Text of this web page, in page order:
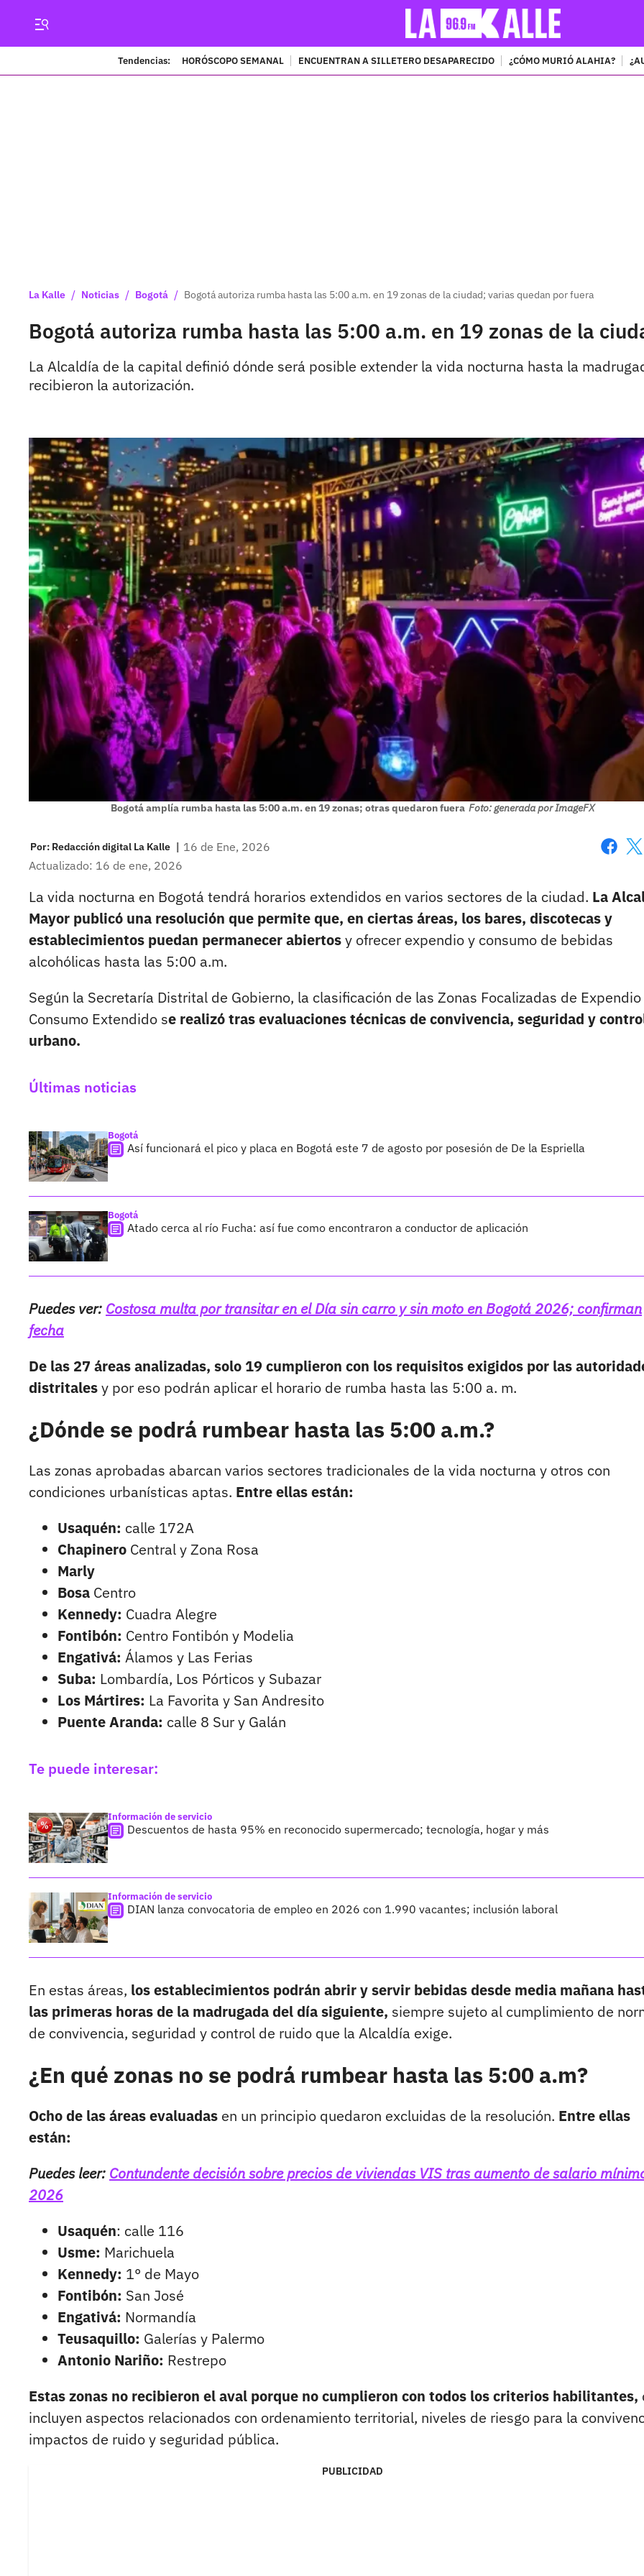
Tendencias: HORÓSCOPO SEMANAL ENCUENTRAN A SILLETERO DESAPARECIDO ¿CÓMO MURIÓ ALAHIA?
La Kalle / Noticias / Bogotá / Bogotá autoriza rumba hasta las 5:00 a.m. en 19 zonas de la ciudad; varias quedan por fuera
Bogotá autoriza rumba hasta las 5:00 a.m. en 19 zonas de la
La Alcaldía de la capital definió dónde será posible extender la vida nocturna hasta la
recibieron la autorización.
Bogotá amplía rumba hasta las 5:00 a.m. en 19 zonas; otras quedaron fuera Foto: generada por ImageFX
Por: Redacción digital La Kalle | 16 de Ene, 2026
Actualizado: 16 de ene, 2026
La vida nocturna en Bogotá tendrá horarios extendidos en varios sectores de la ciudad. La
Mayor publicó una resolución que permite que, en ciertas áreas, los bares, discotecas y
establecimientos puedan permanecer abiertosy ofrecer expendio y consumo de bebidas
alcohólicas hasta las 5:00 a.m.
Según la Secretaría Distrital de Gobierno, la clasificación de las Zonas Focalizadas de
Consumo Extendido se realizó tras evaluaciones técnicas de convivencia, seguridad y
urbano.
Últimas noticias
Bogotá
Así funcionará el pico y placa en Bogotá este 7 de agosto por posesión de De la Espriella
Bogotá
Atado cerca al río Fucha: así fue como encontraron a conductor de aplicación
Puedes ver: Costosa multa por transitar en el Día sin carro y sin moto en Bogotá 2026; confirman
fecha
De las 27 áreas analizadas, solo 19 cumplieron con los requisitos exigidos por las
distritalesy por eso podrán aplicar el horario de rumba hasta las 5:00 a. m.
¿Dónde se podrá rumbear hasta las 5:00 a.m.?
Las zonas aprobadas abarcan varios sectores tradicionales de la vida nocturna y otros con
condiciones urbanísticas aptas. Entre ellas están:
Usaquén: calle 172A
Chapinero Central y Zona Rosa
Marly
Bosa Centro
Kennedy: Cuadra Alegre
Fontibón: Centro Fontibón y Modelia
Engativá: Álamos y Las Ferias
Suba: Lombardía, Los Pórticos y Subazar
Los Mártires: La Favorita y San Andresito
Puente Aranda: calle 8 Sur y Galán
Te puede interesar:
Información de servicio
Descuentos de hasta 95% en reconocido supermercado; tecnología, hogar y más
Información de servicio
DIAN lanza convocatoria de empleo en 2026 con 1.990 vacantes; inclusión laboral
En estas áreas, los establecimientos podrán abrir y servir bebidas desde media mañana
las primeras horas de la madrugada del día siguiente, siempre sujeto al cumplimiento de
de convivencia, seguridad y control de ruido que la Alcaldía exige.
¿En qué zonas no se podrá rumbear hasta las 5:00 a.m?
Ocho de las áreas evaluadas en un principio quedaron excluidas de la resolución. Entre ellas
están:
Puedes leer: Contundente decisión sobre precios de viviendas VIS tras aumento de salario
2026
Usaquén: calle 116
Usme: Marichuela
Kennedy: 1° de Mayo
Fontibón: San José
Engativá: Normandía
Teusaquillo: Galerías y Palermo
Antonio Nariño: Restrepo
Estas zonas no recibieron el aval porque no cumplieron con todos los criterios habilitantes,
incluyen aspectos relacionados con ordenamiento territorial, niveles de riesgo para la
impactos de ruido y seguridad pública.
PUBLICIDAD